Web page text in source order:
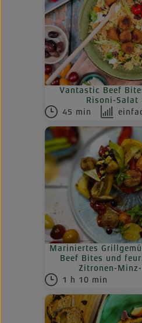
Vantastic Beef
Risoni-Salat
45 min
Mariniertes
Beef Bites und
Zitronen-Minz-
1 h 10 min